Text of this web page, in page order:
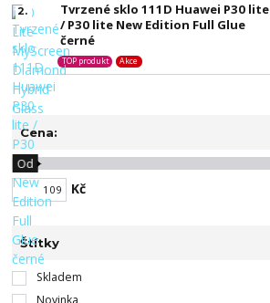
2.
Tvrzené sklo 111D Huawei P30 lite
/ P30 lite New Edition Full Glue
černé
TOP produkt Akce
Cena:
Kč
Od
Štítky
Skladem
Novinka